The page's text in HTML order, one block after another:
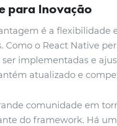
para Inovação
é a flexibilidade
Como o React Native
implementadas e
atualizado e
comunidade em
do framework. Há